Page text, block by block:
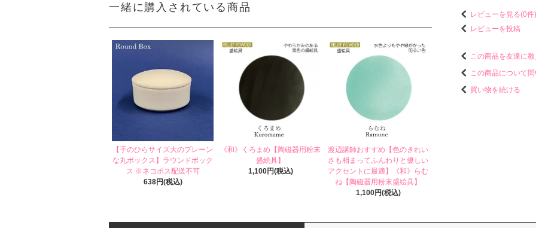
一緒に購入されている商品
【手のひらサイズ大のプレーン
な丸ボックス】ラウンドボック
ス ※ネコポス配送不可
638円(税込)
《和》くろまめ【陶磁器用粉末
盛絵具】
1,100円(税込)
渡辺講師おすすめ【色のきれい
さも相まってふんわりと優しい
アクセントに最適】《和》らむ
ね【陶磁器用粉末盛絵具】
1,100円(税込)
レビューを見る(0件)
レビューを投稿
この商品を友達に教
この商品について
買い物を続ける